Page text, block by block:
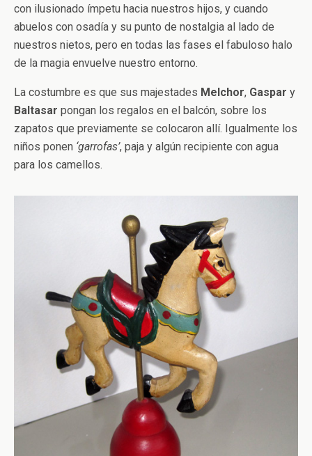
con ilusionado ímpetu hacia nuestros hijos, y cuando
abuelos con osadía y su punto de nostalgia al lado de
nuestros nietos, pero en todas las fases el fabuloso halo
de la magia envuelve nuestro entorno.
La costumbre es que sus majestades Melchor, Gaspar y
Baltasar pongan los regalos en el balcón, sobre los
zapatos que previamente se colocaron allí. Igualmente los
niños ponen ‘garrofas’, paja y algún recipiente con agua
para los camellos.